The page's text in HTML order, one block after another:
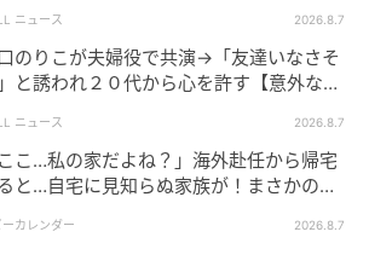
きでもスマートにできますよ。見た
上品な傘なのに、紫外線も暑さも完
トする、ギャップが凄い実力派日傘
9色です。
ニュース 2026.8.7
のりこが夫婦役で共演→「友達いなさそ
と誘われ２０代から心を許す【意外な親
ニュース 2026.8.7
ここ…私の家だよね？」海外赴任から帰宅
と…自宅に見知らぬ家族が！まさかの真
ーカレンダー 2026.8.7